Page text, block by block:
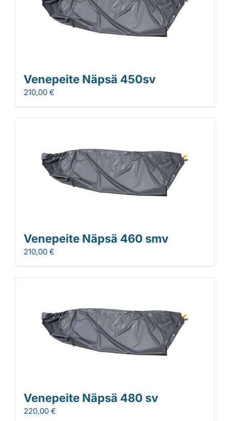
Venepeite Näpsä 450sv
210,00 €
Venepeite Näpsä 460 smv
210,00 €
Venepeite Näpsä 480 sv
220,00 €